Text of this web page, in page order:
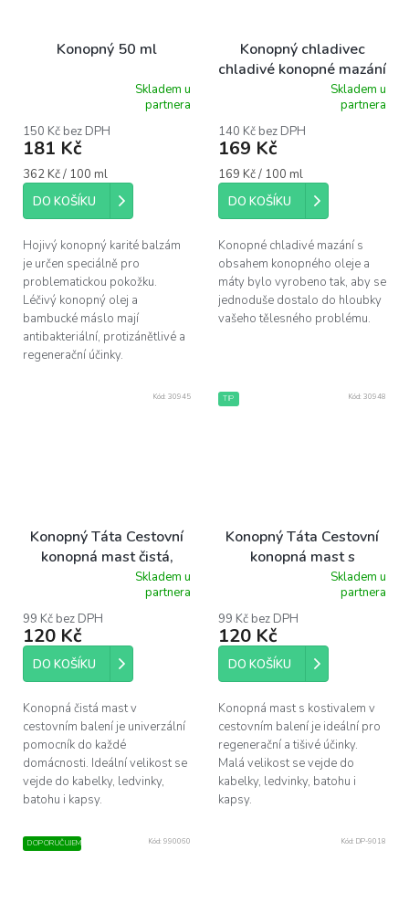
Konopný 50 ml
produktu
je
z
hvězdiček.
Skladem u
partnera
150 Kč bez DPH
181 Kč
Měrná
cena:
362 Kč / 100 ml
DO KOŠÍKU
Hojivý konopný karité balzám
je určen speciálně pro
problematickou pokožku.
Léčivý konopný olej a
bambucké máslo mají
antibakteriální, protizánětlivé a
regenerační účinky.
Konopný chladivec
chladivé konopné mazání
produktu
je
z
hvězdiček.
Skladem u
partnera
140 Kč bez DPH
169 Kč
Měrná
cena:
169 Kč / 100 ml
DO KOŠÍKU
Konopné chladivé mazání s
obsahem konopného oleje a
máty bylo vyrobeno tak, aby se
jednoduše dostalo do hloubky
vašeho tělesného problému.
Konopný Táta Cestovní
konopná mast čistá,
produktu
je
5,0
5
Skladem u
partnera
99 Kč bez DPH
120 Kč
DO KOŠÍKU
Konopná čistá mast v
cestovním balení je univerzální
pomocník do každé
domácnosti. Ideální velikost se
vejde do kabelky, ledvinky,
batohu i kapsy.
Kód: 30945 TIP
Konopný Táta Cestovní
konopná mast s
kostivalem, 15ml
produktu
je
5,0
5
Skladem u
partnera
99 Kč bez DPH
120 Kč
DO KOŠÍKU
Konopná mast s kostivalem v
cestovním balení je ideální pro
regenerační a tišivé účinky.
Malá velikost se vejde do
kabelky, ledvinky, batohu i
kapsy.
Kód: 30948
DOPORUČUJEME Kód: 990060 Kód: DP-9018